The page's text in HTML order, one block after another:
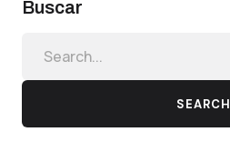
Buscar
SEARCH